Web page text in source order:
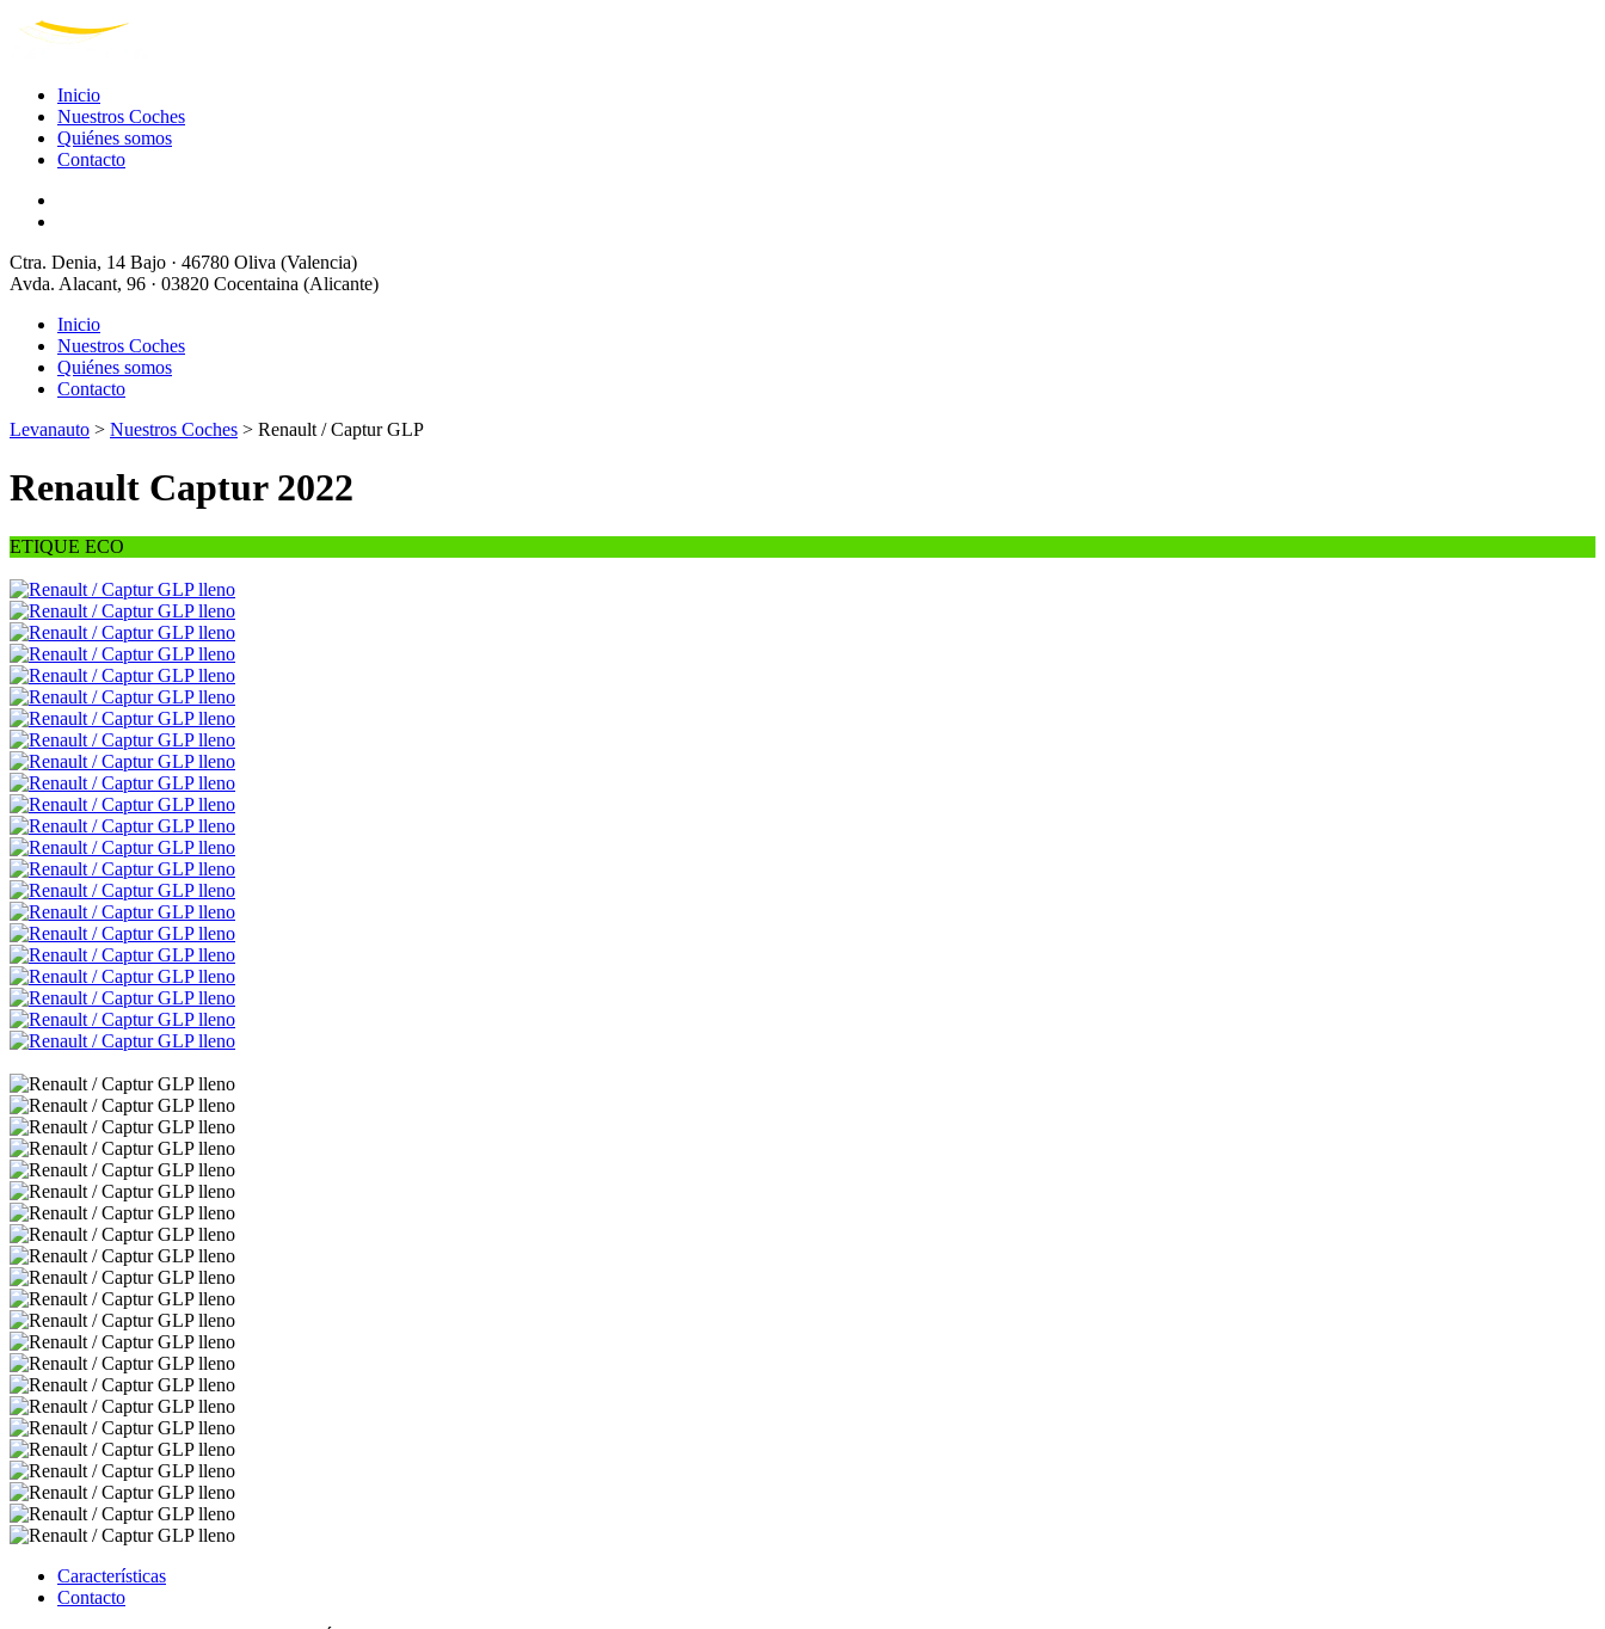
Inicio
Nuestros Coches
Quiénes somos
Contacto
Ctra. Denia, 14 Bajo · 46780 Oliva (Valencia)
Avda. Alacant, 96 · 03820 Cocentaina (Alicante)
Inicio
Nuestros Coches
Quiénes somos
Contacto
Levanauto > Nuestros Coches > Renault / Captur GLP
Renault Captur 2022
ETIQUE ECO
Características
Contacto